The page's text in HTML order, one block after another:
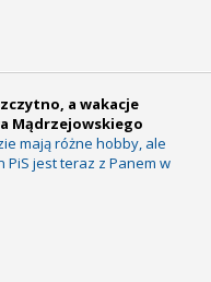
a wakacje
Mądrzejowskiego
mają różne hobby, ale
PiS jest teraz z Panem w